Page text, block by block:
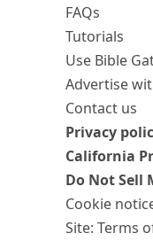
FAQs
Tutorials
Use Bible
Advertise
Contact us
Privacy
California
Do Not Sell
Cookie
Site: Terms